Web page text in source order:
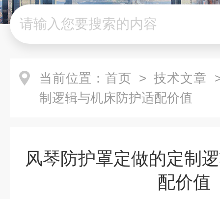
当前位置： 首页 > 技术文章
制逻辑与机床防护适配价值
风琴防护罩定做的定制
配价值